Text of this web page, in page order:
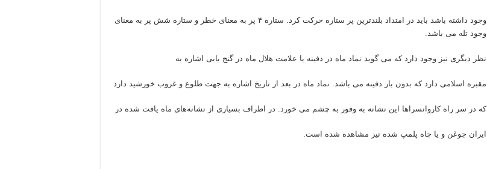
وجود داشته باشد باید در امتداد بلندترین پر ستاره حرکت کرد. ستاره ۴ پر به معنای خطر و ستاره شش پر به معنای
وجود تله می باشد.
نظر دیگری نیز وجود دارد که می گوید نماد ماه در دفینه یا علامت هلال ماه در گنج یابی اشاره به
مقبره اسلامی دارد که بدون بار دفینه می باشد. نماد ماه در بعد از تاریخ اشاره به جهت طلوع و غروب خورشید دارد
که در سر راه کاروانسراها این نشانه به وفور به چشم می خورد. در اطراف بسیاری از نشانه‌های ماه یافت شده در
ایران جوغن و یا چاه پلمپ شده نیز مشاهده شده است.